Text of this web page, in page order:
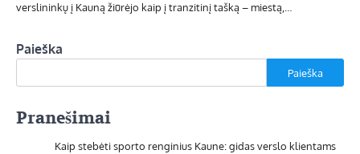
verslininkų į Kauną žiūrėjo kaip į tranzitinį tašką – miestą,…
Paieška
Paieška
Pranešimai
Kaip stebėti sporto renginius Kaune: gidas verslo klientams